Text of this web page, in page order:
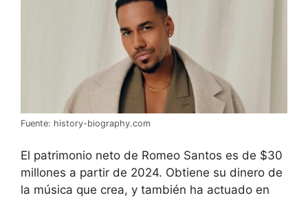
Fuente: history-biography.com
El patrimonio neto de Romeo Santos es de $30
millones a partir de 2024. Obtiene su dinero de
la música que crea, y también ha actuado en